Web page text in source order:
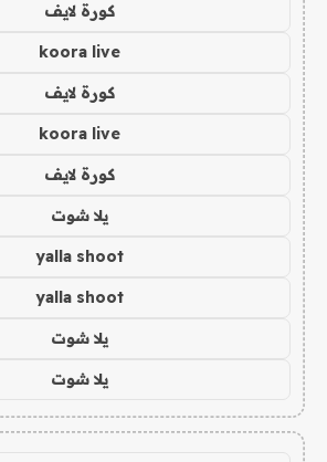
كورة لايف
koora live
كورة لايف
koora live
كورة لايف
يلا شوت
yalla shoot
yalla shoot
يلا شوت
يلا شوت